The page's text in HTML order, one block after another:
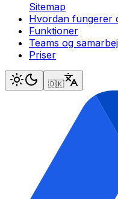
Sitemap
Hvordan fungerer
Funktioner
Teams og
Priser
🇩🇰